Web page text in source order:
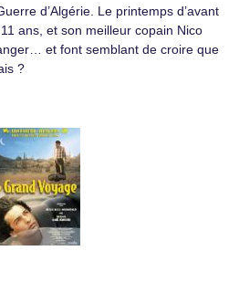
d’Algérie. Le printemps d’avant
11 ans, et son meilleur copain Nico
et font semblant de croire que
?